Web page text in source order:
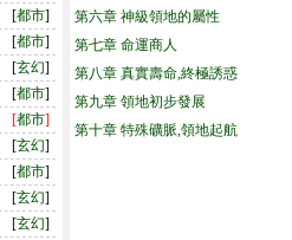
[都市]
[都市]
[玄幻]
[都市]
[都市]
[玄幻]
[都市]
[玄幻]
[玄幻]
第六章 神級領地的屬性
第七章 命運商人
第八章 真實壽命,終極誘惑
第九章 領地初步發展
第十章 特殊礦脈,領地起航